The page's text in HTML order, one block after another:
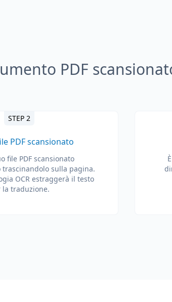
PDF
STEP 2
PDF scansionato
file PDF scansionato
trascinandolo sulla pagina.
OCR estraggerà il testo
la traduzione.